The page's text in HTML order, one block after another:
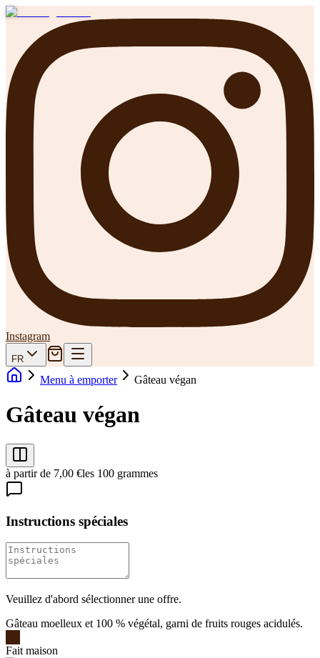
Instagram
FR
Menu à emporter Gâteau végan
Gâteau végan
à partir de 7,00 €les 100 grammes
Instructions spéciales
Veuillez d'abord sélectionner une offre.
Gâteau moelleux et 100 % végétal, garni de fruits rouges acidulés.
Fait maison